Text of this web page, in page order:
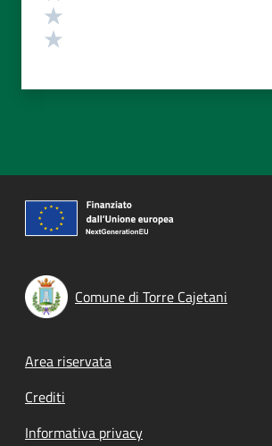
Comune di Torre Cajetani
Footer menu
Area riservata
Crediti
Informativa privacy